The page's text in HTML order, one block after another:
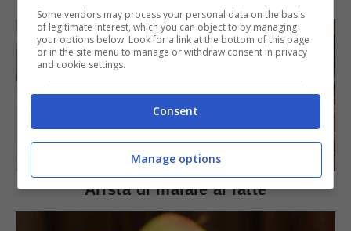
SECONDI PIATTI
Arista di maiale al latte
Some vendors may process your personal data on the basis
of legitimate interest, which you can object to by managing
your options below. Look for a link at the bottom of this page
or in the site menu to manage or withdraw consent in privacy
and cookie settings.
Consent
Manage options